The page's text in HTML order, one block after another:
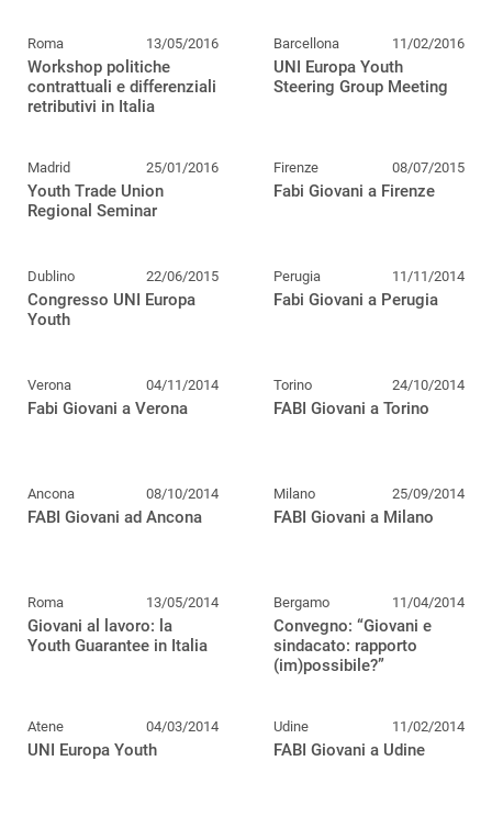
Roma 13/05/2016
Workshop politiche
contrattuali e differenziali
retributivi in Italia
Barcellona 11/02/2016
UNI Europa Youth
Steering Group Meeting
Madrid 25/01/2016
Youth Trade Union
Regional Seminar
Firenze 08/07/2015
Fabi Giovani a Firenze
Dublino 22/06/2015
Congresso UNI Europa
Youth
Perugia 11/11/2014
Fabi Giovani a Perugia
Verona 04/11/2014
Fabi Giovani a Verona
Torino 24/10/2014
FABI Giovani a Torino
Ancona 08/10/2014
FABI Giovani ad Ancona
Milano 25/09/2014
FABI Giovani a Milano
Roma 13/05/2014
Giovani al lavoro: la
Youth Guarantee in Italia
Bergamo 11/04/2014
Convegno: “Giovani e
sindacato: rapporto
(im)possibile?”
Atene 04/03/2014
UNI Europa Youth
Udine 11/02/2014
FABI Giovani a Udine